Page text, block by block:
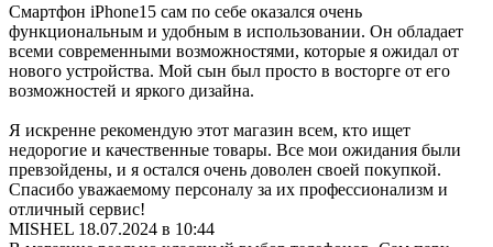
Смартфон iPhone15 сам по себе оказался очень
функциональным и удобным в использовании. Он обладает
всеми современными возможностями, которые я ожидал от
нового устройства. Мой сын был просто в восторге от его
возможностей и яркого дизайна.
Я искренне рекомендую этот магазин всем, кто ищет
недорогие и качественные товары. Все мои ожидания были
превзойдены, и я остался очень доволен своей покупкой.
Спасибо уважаемому персоналу за их профессионализм и
отличный сервис!
MISHEL 18.07.2024 в 10:44